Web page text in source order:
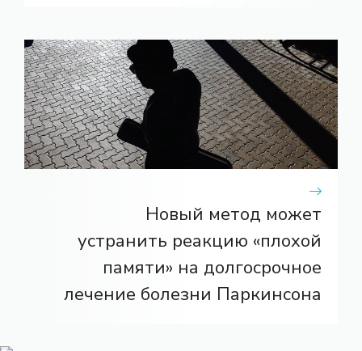
Новый метод может
устранить реакцию «плохой
памяти» на долгосрочное
лечение болезни Паркинсона